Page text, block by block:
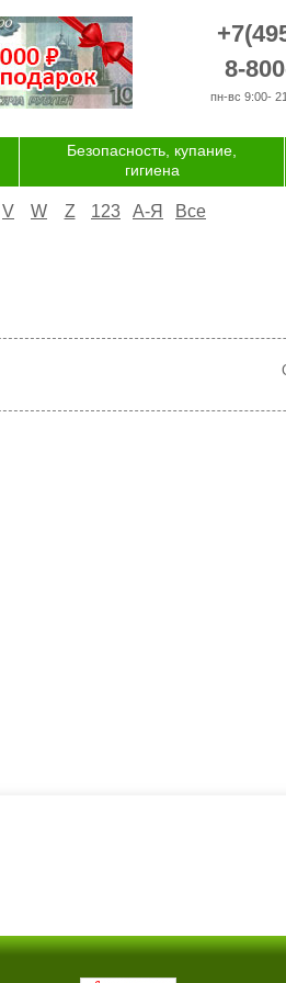
8-
пн-вс 9:00-
Безопасность, купание,
гигиена
V W Z 123 А-Я Все